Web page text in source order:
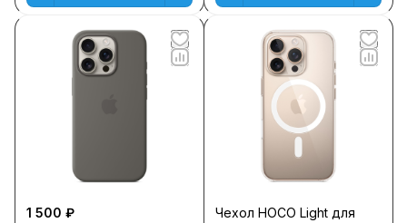
1 500 ₽
Чехол HOCO Light для